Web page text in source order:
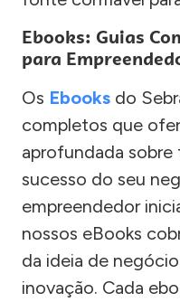
Ebooks: Guias
para
Os Ebooks do
completos que
aprofundada sobre
sucesso do seu
empreendedor
nossos eBooks
da ideia de
inovação. Cada